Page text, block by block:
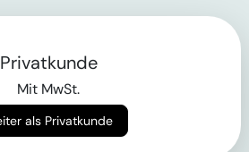
Privatkunde
Mit MwSt.
Weiter als Privatkunde